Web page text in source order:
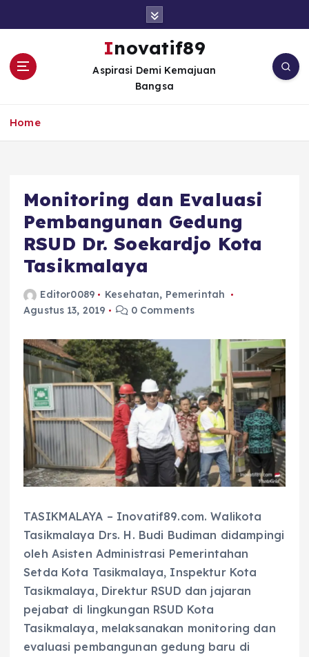
Inovatif89
Aspirasi Demi Kemajuan
Bangsa
Home
Monitoring dan Evaluasi
Pembangunan Gedung
RSUD Dr. Soekardjo Kota
Tasikmalaya
Editor0089 Kesehatan, Pemerintah
Agustus 13, 2019
0 Comments
TASIKMALAYA – Inovatif89.com. Walikota
Tasikmalaya Drs. H. Budi Budiman didampingi
oleh Asisten Administrasi Pemerintahan
Setda Kota Tasikmalaya, Inspektur Kota
Tasikmalaya, Direktur RSUD dan jajaran
pejabat di lingkungan RSUD Kota
Tasikmalaya, melaksanakan monitoring dan
evaluasi pembangunan gedung baru di